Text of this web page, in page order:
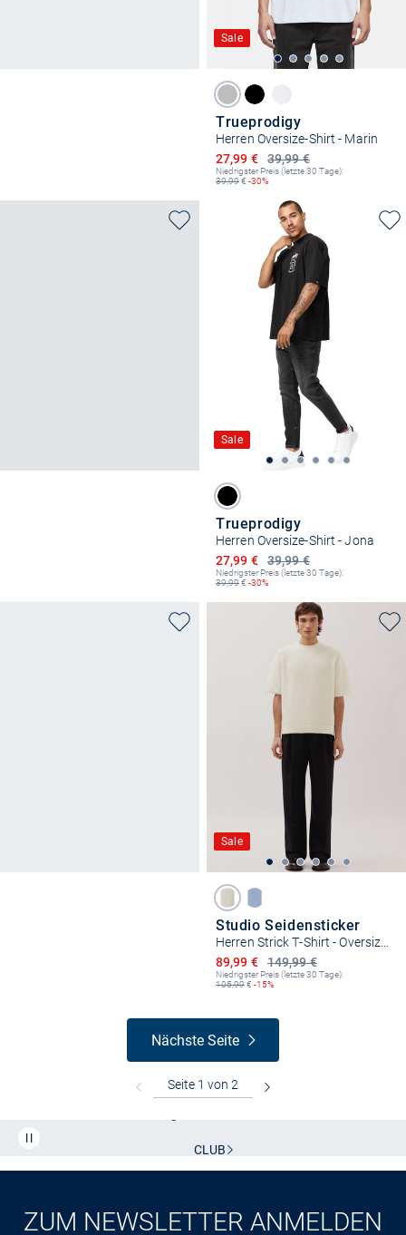
Sale
Trueprodigy
Herren Oversize-Shirt - Marin
39,99 €
Ermäßigter Preis
27,99 €
Niedrigster Preis (letzte 30 Tage):
39,99€ -30%
Sale
Trueprodigy
Herren Oversize-Shirt - Jona
39,99 €
Ermäßigter Preis
27,99 €
Niedrigster Preis (letzte 30 Tage):
39,99€ -30%
Sale
Studio Seidensticker
149,99 €
Ermäßigter Preis
89,99 €
Niedrigster Preis (letzte 30 Tage):
105,99€ -15%
Nächste Seite
Kostenlose Lieferung und Retoure mit unserem Friends
Kauf aufRechnung
ZUM NEWSLETTER ANMELDEN